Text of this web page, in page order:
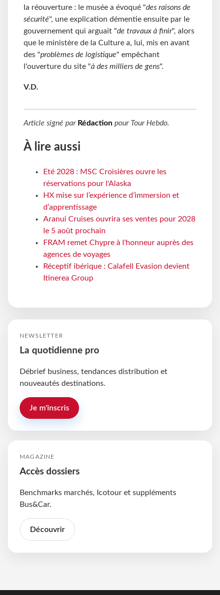
la réouverture : le musée a évoqué "des raisons de
sécurité", une explication démentie ensuite par le
gouvernement qui arguait "de travaux à finir", alors
que le ministère de la Culture a, lui, mis en avant
des "problèmes de logistique" empêchant
l'ouverture du site "à des milliers de gens".
V.D.
Article signé par Rédaction pour Tour Hebdo.
À lire aussi
Eté 2028 : MSC Croisières ouvre les
réservations pour l'Alaska
HX mise sur l’expérience d’immersion et
d’apprentissage
Aranui Cruises ouvrira ses ventes pour 2028
le 5 août prochain
FRAM remet Chypre à l'honneur auprès des
agences de voyages
Réceptif ibérique : Calafell Evasion devient
Itinerea Group
NEWSLETTER
La quotidienne pro
Débrief business, tendances distribution et
nouveautés destinations.
Je m'inscris
MAGAZINE
Accès dossiers
Benchmarks marchés, Icotour et suppléments
Bus&Car.
Découvrir